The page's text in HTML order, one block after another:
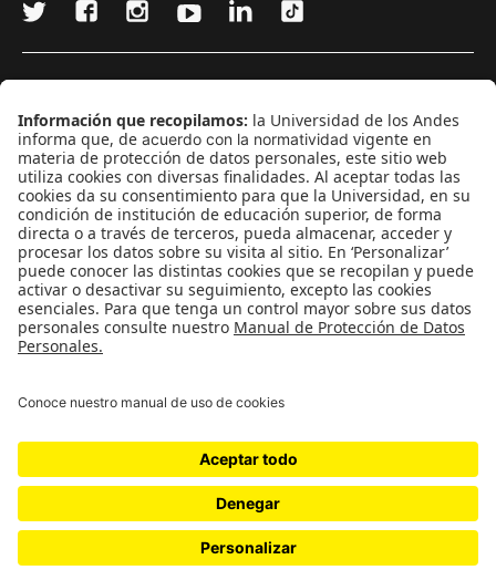
CONTÁCTANOS
cerosetenta@uniandes.edu.co
BOGOTÁ, COLOMBIA
NEWSLETTER